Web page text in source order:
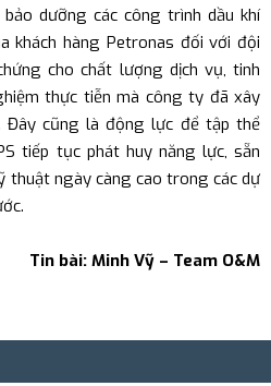
dưỡng các công trình dầu khí
khách hàng Petronas đối với đội
cho chất lượng dịch vụ, tinh
thực tiễn mà công ty đã xây
Đây cũng là động lực để tập thể
tiếp tục phát huy năng lực, sẵn
thuật ngày càng cao trong các dự
Tin bài: Minh Vỹ – Team O&M